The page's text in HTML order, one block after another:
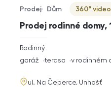
Prodej rodinné domy,
Typ nabídky
Prodej
Typ nemovitosti
Dům
Virtuální prohlídka
360° video
rozměry
dispozice
Rodinný
funkce
garáž terasa v rodinném
adresa
ul. Na Čeperce, Unhošť